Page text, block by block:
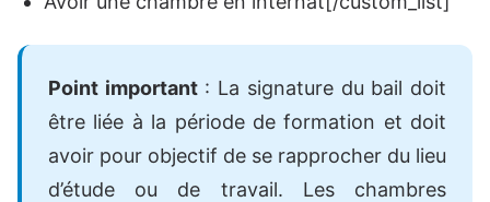
Point important: La signature du bail doit
être liée à la période de formation et doit
avoir pour objectif de se rapprocher du lieu
d’étude ou de travail. Les chambres